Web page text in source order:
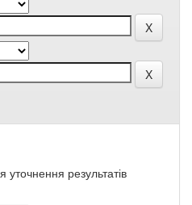
уточнення результатів